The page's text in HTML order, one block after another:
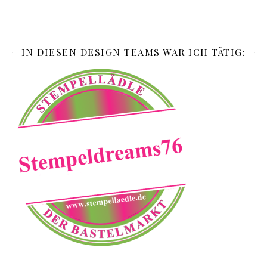
IN DIESEN DESIGN TEAMS WAR ICH TÄTIG: